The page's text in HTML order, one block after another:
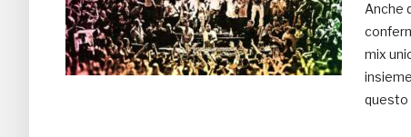
Anche
mix
questo